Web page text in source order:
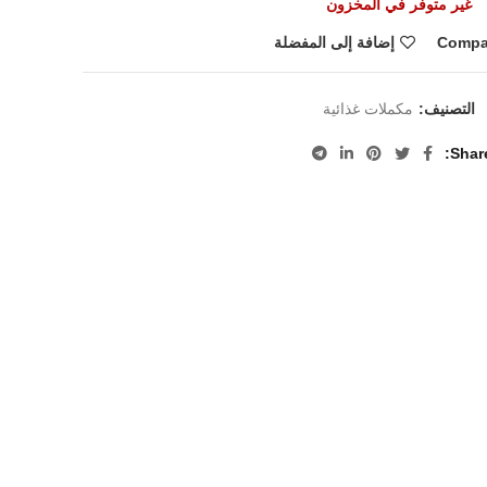
غير متوفر في المخزون
إضافة إلى المفضلة
التصنيف: مكملات غذائية